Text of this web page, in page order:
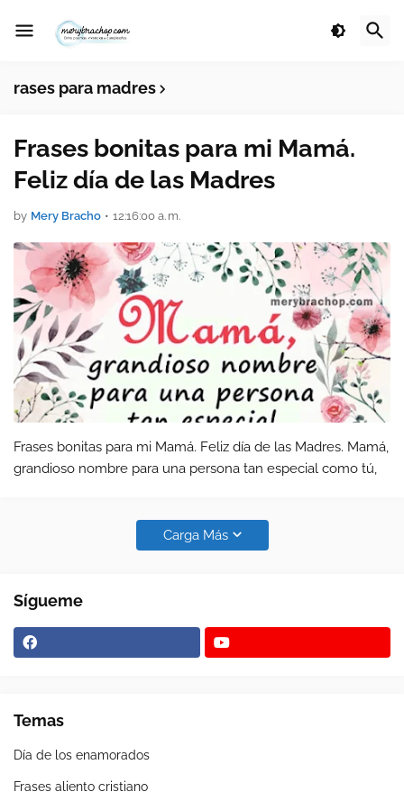
rases para madres
Frases bonitas para mi Mamá.
Feliz día de las Madres
by Mery Bracho • 12:16:00 a. m.
Frases bonitas para mi Mamá. Feliz día de las Madres. Mamá,
grandioso nombre para una persona tan especial como tú,
Carga Más
Sígueme
Temas
Día de los enamorados
Frases aliento cristiano